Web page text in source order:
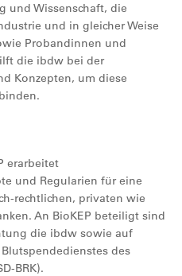
und Wissenschaft, die
und in gleicher Weise
Probandinnen und
die ibdw bei der
Konzepten, um diese
erarbeitet
und Regularien für eine
rechtlichen, privaten wie
An BioKEP beteiligt sind
die ibdw sowie auf
des
BRK).